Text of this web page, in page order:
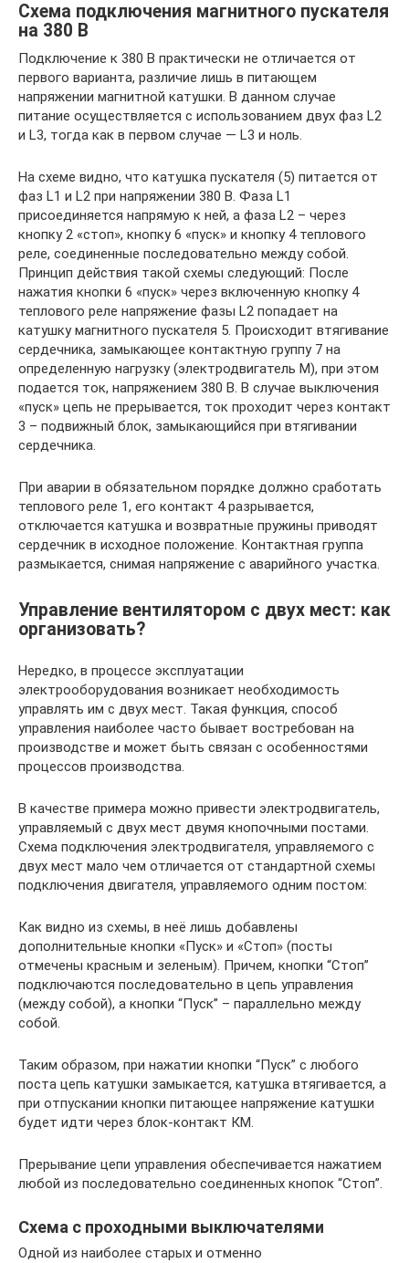
Схема подключения магнитного пускателя
на 380 В
Подключение к 380 В практически не отличается от
первого варианта, различие лишь в питающем
напряжении магнитной катушки. В данном случае
питание осуществляется с использованием двух фаз L2
и L3, тогда как в первом случае — L3 и ноль.
На схеме видно, что катушка пускателя (5) питается от
фаз L1 и L2 при напряжении 380 В. Фаза L1
присоединяется напрямую к ней, а фаза L2 – через
кнопку 2 «стоп», кнопку 6 «пуск» и кнопку 4 теплового
реле, соединенные последовательно между собой.
Принцип действия такой схемы следующий: После
нажатия кнопки 6 «пуск» через включенную кнопку 4
теплового реле напряжение фазы L2 попадает на
катушку магнитного пускателя 5. Происходит втягивание
сердечника, замыкающее контактную группу 7 на
определенную нагрузку (электродвигатель М), при этом
подается ток, напряжением 380 В. В случае выключения
«пуск» цепь не прерывается, ток проходит через контакт
3 – подвижный блок, замыкающийся при втягивании
сердечника.
При аварии в обязательном порядке должно сработать
теплового реле 1, его контакт 4 разрывается,
отключается катушка и возвратные пружины приводят
сердечник в исходное положение. Контактная группа
размыкается, снимая напряжение с аварийного участка.
Управление вентилятором с двух мест: как
организовать?
Нередко, в процессе эксплуатации
электрооборудования возникает необходимость
управлять им с двух мест. Такая функция, способ
управления наиболее часто бывает востребован на
производстве и может быть связан с особенностями
процессов производства.
В качестве примера можно привести электродвигатель,
управляемый с двух мест двумя кнопочными постами.
Схема подключения электродвигателя, управляемого с
двух мест мало чем отличается от стандартной схемы
подключения двигателя, управляемого одним постом:
Как видно из схемы, в неё лишь добавлены
дополнительные кнопки «Пуск» и «Стоп» (посты
отмечены красным и зеленым). Причем, кнопки “Стоп”
подключаются последовательно в цепь управления
(между собой), а кнопки “Пуск” – параллельно между
собой.
Таким образом, при нажатии кнопки “Пуск” с любого
поста цепь катушки замыкается, катушка втягивается, а
при отпускании кнопки питающее напряжение катушки
будет идти через блок-контакт КМ.
Прерывание цепи управления обеспечивается нажатием
любой из последовательно соединенных кнопок “Стоп”.
Схема с проходными выключателями
Одной из наиболее старых и отменно